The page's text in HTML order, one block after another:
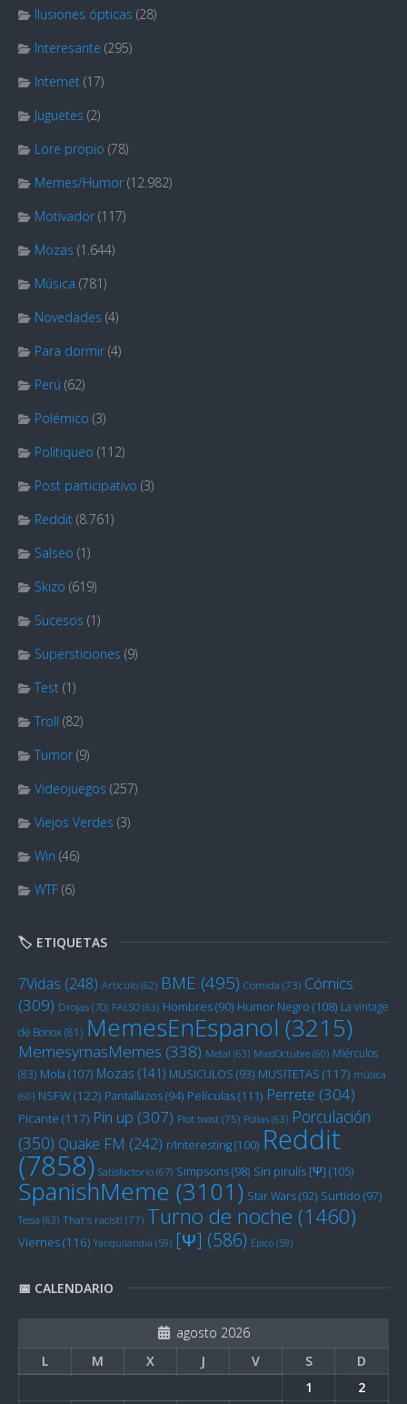
Ilusiones ópticas (28)
Interesante (295)
Internet (17)
Juguetes (2)
Lore propio (78)
Memes/Humor (12.982)
Motivador (117)
Mozas (1.644)
Música (781)
Novedades (4)
Para dormir (4)
Perú (62)
Polémico (3)
Politiqueo (112)
Post participativo (3)
Reddit (8.761)
Salseo (1)
Skizo (619)
Sucesos (1)
Supersticiones (9)
Test (1)
Troll (82)
Tumor (9)
Videojuegos (257)
Viejos Verdes (3)
Win (46)
WTF (6)
🏷️ ETIQUETAS
7Vidas (248) Artículo (62) BME (495) Comida (73) Cómics
(309) Drojas (70) FALSO (63) Hombres(90) Humor Negro (108) La vintage
de Bonox(81) MemesEnEspanol (3215)
MemesymasMemes (338) Metal (63) MiedOctubre (60) Miérculos
(83) Mola (107) Mozas (141) MUSICULOS (93) MUSITETAS (117) música
(60) NSFW(122) Pantallazos(94) Películas(111) Perrete (304)
Picante (117) Pin up (307) Plot twist (75) Pollas (63) Porculación
(350) Quake FM (242) r/Interesting(100) Reddit
(7858) Satisfactorio (67) Simpsons(98) Sin pirulís [Ψ] (105)
SpanishMeme (3101) Star Wars(92) Surtido (97)
Tessa (63) That's racist! (77) Turno de noche (1460)
Viernes(116) Yanquilandia (59) [Ψ] (586) Épico (59)
📅 CALENDARIO
agosto 2026
L
M X J V S
D
1
2